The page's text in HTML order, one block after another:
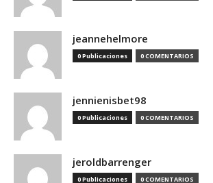
jeannehelmore
0 Publicaciones 0 COMENTARIOS
jennienisbet98
0 Publicaciones 0 COMENTARIOS
jeroldbarrenger
0 Publicaciones 0 COMENTARIOS